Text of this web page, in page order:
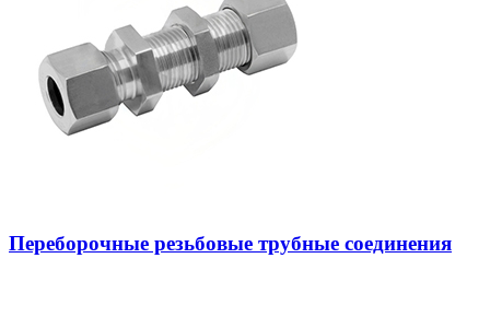
Переборочные резьбовые трубные соединения